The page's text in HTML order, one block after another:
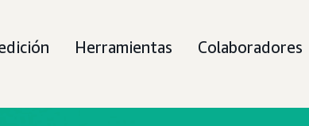
Herramientas Colaboradores